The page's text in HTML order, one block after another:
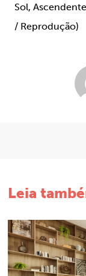
Sol,
/ Reprodução)
Leia